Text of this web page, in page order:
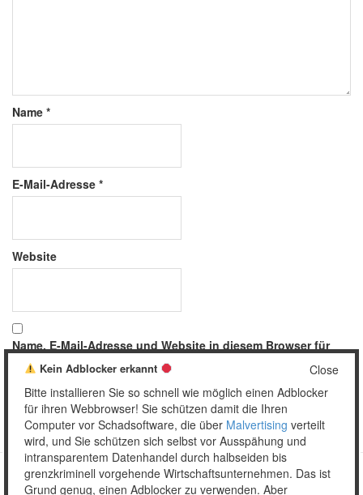
Name *
E-Mail-Adresse *
Website
Name, E-Mail-Adresse und Website in diesem Browser für
meinen nächsten Kommentar speichern.
Close
Kein Adblocker erkannt
Bitte installieren Sie so schnell wie möglich einen Adblocker
für ihren Webbrowser! Sie schützen damit die Ihren
Computer vor Schadsoftware, die über Malvertising verteilt
wird, und Sie schützen sich selbst vor Ausspähung und
intransparentem Datenhandel durch halbseiden bis
grenzkriminell vorgehende Wirtschaftsunternehmen. Das ist
Grund genug, einen Adblocker zu verwenden. Aber